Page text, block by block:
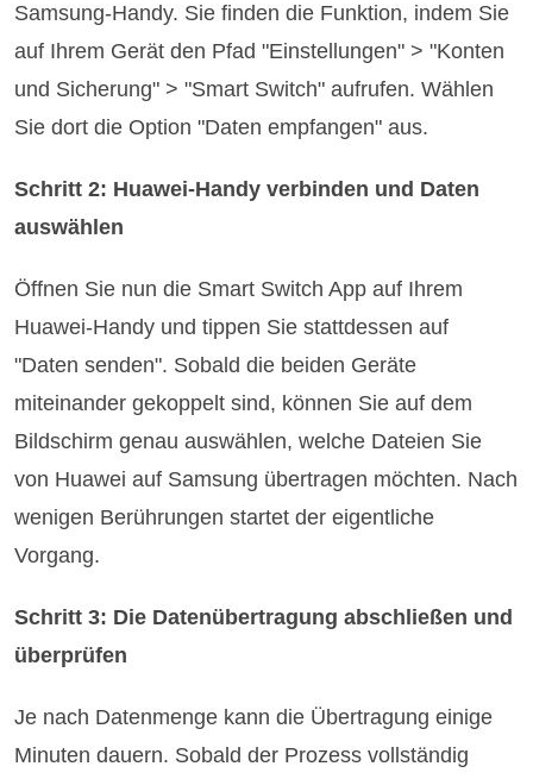
Samsung-Handy. Sie finden die Funktion, indem Sie
auf Ihrem Gerät den Pfad "Einstellungen" > "Konten
und Sicherung" > "Smart Switch" aufrufen. Wählen
Sie dort die Option "Daten empfangen" aus.
Schritt 2: Huawei-Handy verbinden und Daten
auswählen
Öffnen Sie nun die Smart Switch App auf Ihrem
Huawei-Handy und tippen Sie stattdessen auf
"Daten senden". Sobald die beiden Geräte
miteinander gekoppelt sind, können Sie auf dem
Bildschirm genau auswählen, welche Dateien Sie
von Huawei auf Samsung übertragen möchten. Nach
wenigen Berührungen startet der eigentliche
Vorgang.
Schritt 3: Die Datenübertragung abschließen und
überprüfen
Je nach Datenmenge kann die Übertragung einige
Minuten dauern. Sobald der Prozess vollständig